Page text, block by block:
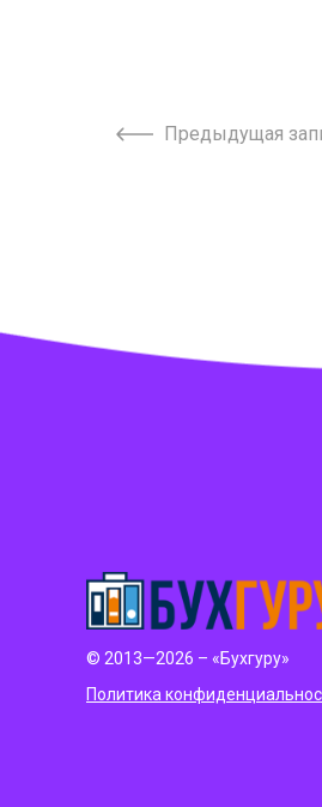
Предыдущая
© 2013—2026 – «Бухгуру»
Политика